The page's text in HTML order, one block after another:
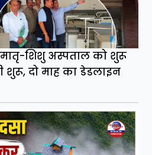
मातृ-शिशु अस्पताल को शुरू
शुरू, दो माह का डेडलाइन